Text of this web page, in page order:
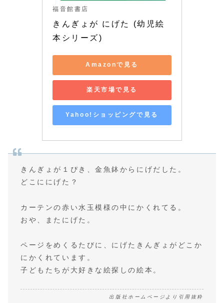
福音館書店
きんぎょが にげた (幼児絵
本シリーズ)
Amazonで見る
楽天市場で見る
Yahoo!ショッピングで見る
きんぎょが１ぴき、金魚鉢からにげだした。
どこににげた？
カーテンの赤い水玉模様の中にかくれてる。
おや、またにげた。
ページをめくるたびに、にげたきんぎょがどこか
にかくれています。
子どもたちが大好きな絵探しの絵本。
出版社ホームページより引用抜粋